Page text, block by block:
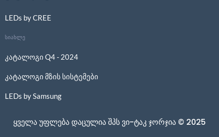
LEDs by CREE
სიახლე
კატალოგი Q4 - 2024
კატალოგი მზის სისტემები
LEDs by Samsung
ყველა უფლება დაცულია შპს ვი-ტაკ ჯორჯია © 2025